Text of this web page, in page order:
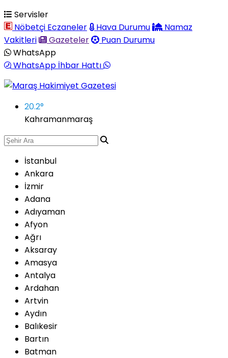
Servisler
Nöbetçi Eczaneler
Hava Durumu
Namaz
Vakitleri
Gazeteler
Puan Durumu
WhatsApp
WhatsApp İhbar Hattı
20.2°
Kahramanmaraş
İstanbul
Ankara
İzmir
Adana
Adıyaman
Afyon
Ağrı
Aksaray
Amasya
Antalya
Ardahan
Artvin
Aydın
Balıkesir
Bartın
Batman